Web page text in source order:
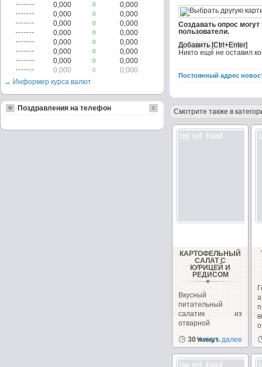
Создавать опрос
пользователи.
Никто ещё не оставил
Постоянный адрес
Смотрите также в
КАРТОФЕЛЬНЫЙ
САЛАТ С
КУРИЦЕЙ И
РЕДИСОМ
Вкусный
питательный
салатик из
отварной
курочки. Добавьте
30 минут
Читать далее
0,000
0
0,000
0,000
0
0,000
0,000
0
0,000
0,000
0
0,000
0,000
0
0,000
0,000
0
0,000
0,000
0
0,000
0,000
0
0,000
→ Информер курса валют
Поздравления на телефон